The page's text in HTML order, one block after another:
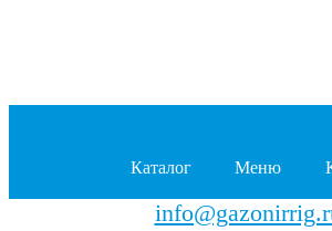
8 (929)
962-01-
Каталог Меню